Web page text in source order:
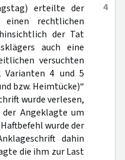
4
erteilte der
rechtlichen
der Tat
auch eine
versuchten
Varianten 4 und 5
bzw. Heimtücke)“
wurde verlesen,
Angeklagte um
wurde der
dahin
die ihm zur Last